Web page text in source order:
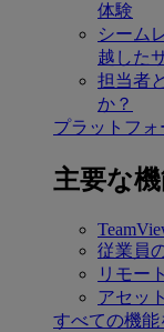
体験
シーム
越した
担当者
か？
プラットフ
主要な
従業員
リモー
アセッ
すべての機能